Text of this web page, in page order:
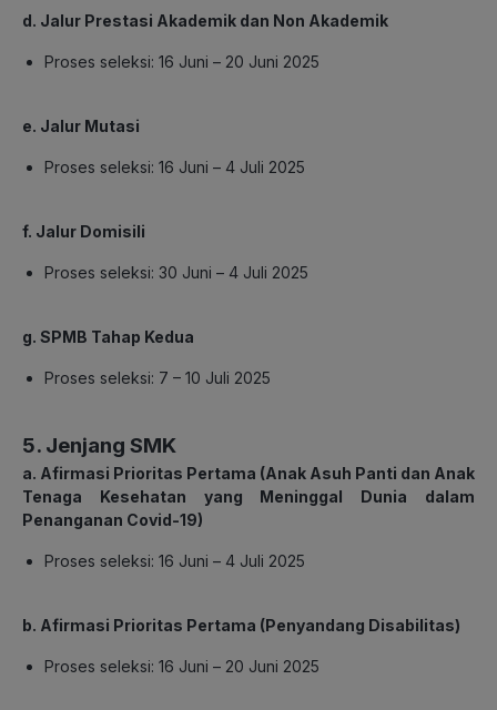
d. Jalur Prestasi Akademik dan Non Akademik
Proses seleksi: 16 Juni – 20 Juni 2025
e. Jalur Mutasi
Proses seleksi: 16 Juni – 4 Juli 2025
f. Jalur Domisili
Proses seleksi: 30 Juni – 4 Juli 2025
g. SPMB Tahap Kedua
Proses seleksi: 7 – 10 Juli 2025
5. Jenjang SMK
a. Afirmasi Prioritas Pertama (Anak Asuh Panti dan Anak
Tenaga Kesehatan yang Meninggal Dunia dalam
Penanganan Covid-19)
Proses seleksi: 16 Juni – 4 Juli 2025
b. Afirmasi Prioritas Pertama (Penyandang Disabilitas)
Proses seleksi: 16 Juni – 20 Juni 2025